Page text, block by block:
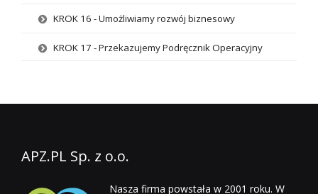
KROK 16 - Umożliwiamy rozwój biznesowy
KROK 17 - Przekazujemy Podręcznik Operacyjny
APZ.PL Sp. z o.o.
Nasza firma powstała w 2001 roku. W